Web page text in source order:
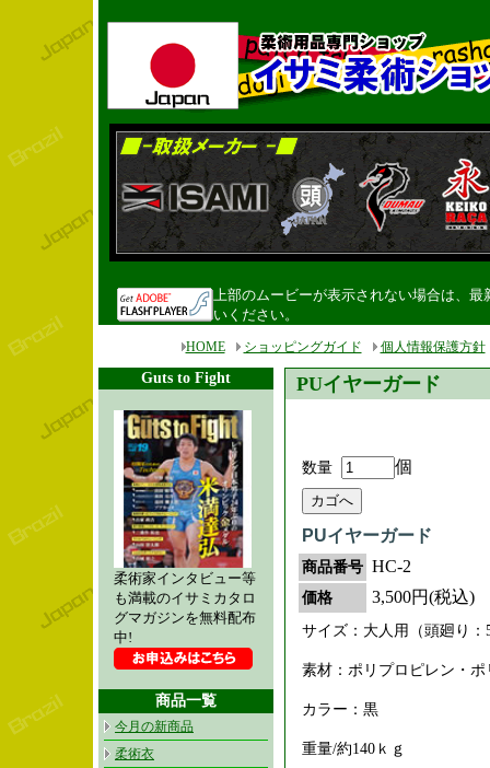
上部のムービーが表示されない場合は、最
いください。
HOME ショッピングガイド 個人情報保護方針
Guts to Fight
柔術家インタビュー等
も満載のイサミカタロ
グマガジンを無料配布
中!
商品一覧
今月の新商品
柔術衣
PUイヤーガード
数量 個
PUイヤーガード
商品番号 HC-2
価格 3,500円(税込)
サイズ：大人用（頭廻り：
素材：ポリプロピレン・
カラー：黒
重量/約140ｋｇ